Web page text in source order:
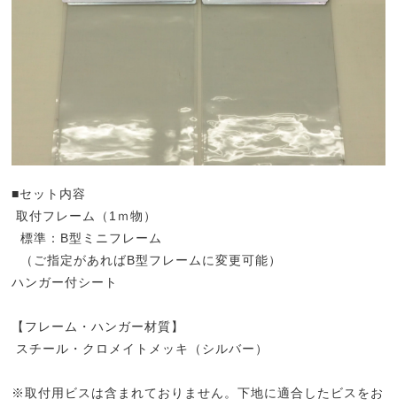
■セット内容
取付フレーム（1ｍ物）
標準：B型ミニフレーム
（ご指定があればB型フレームに変更可能）
ハンガー付シート
【フレーム・ハンガー材質】
スチール・クロメイトメッキ（シルバー）
※取付用ビスは含まれておりません。下地に適合したビスをお